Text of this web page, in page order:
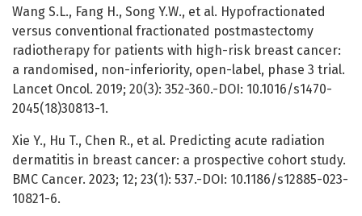
Wang S.L., Fang H., Song Y.W., et al. Hypofractionated
versus conventional fractionated postmastectomy
radiotherapy for patients with high-risk breast cancer:
a randomised, non-inferiority, open-label, phase 3 trial.
Lancet Oncol. 2019; 20(3): 352-360.-DOI: 10.1016/s1470-
2045(18)30813-1.
Xie Y., Hu T., Chen R., et al. Predicting acute radiation
dermatitis in breast cancer: a prospective cohort study.
BMC Cancer. 2023; 12; 23(1): 537.-DOI: 10.1186/s12885-023-
10821-6.